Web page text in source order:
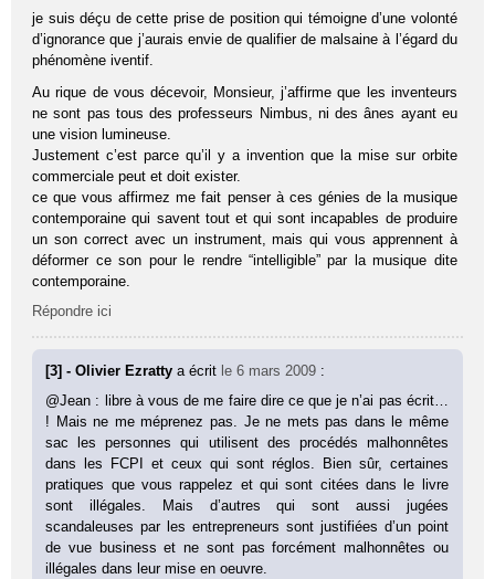
je suis déçu de cette prise de position qui témoigne d’une volonté
d’ignorance que j’aurais envie de qualifier de malsaine à l’égard du
phénomène iventif.
Au rique de vous décevoir, Monsieur, j’affirme que les inventeurs
ne sont pas tous des professeurs Nimbus, ni des ânes ayant eu
une vision lumineuse.
Justement c’est parce qu’il y a invention que la mise sur orbite
commerciale peut et doit exister.
ce que vous affirmez me fait penser à ces génies de la musique
contemporaine qui savent tout et qui sont incapables de produire
un son correct avec un instrument, mais qui vous apprennent à
déformer ce son pour le rendre “intelligible” par la musique dite
contemporaine.
Répondre ici
[3] - Olivier Ezrattya écrit le 6 mars 2009 :
@Jean : libre à vous de me faire dire ce que je n’ai pas écrit…
! Mais ne me méprenez pas. Je ne mets pas dans le même
sac les personnes qui utilisent des procédés malhonnêtes
dans les FCPI et ceux qui sont réglos. Bien sûr, certaines
pratiques que vous rappelez et qui sont citées dans le livre
sont illégales. Mais d’autres qui sont aussi jugées
scandaleuses par les entrepreneurs sont justifiées d’un point
de vue business et ne sont pas forcément malhonnêtes ou
illégales dans leur mise en oeuvre.